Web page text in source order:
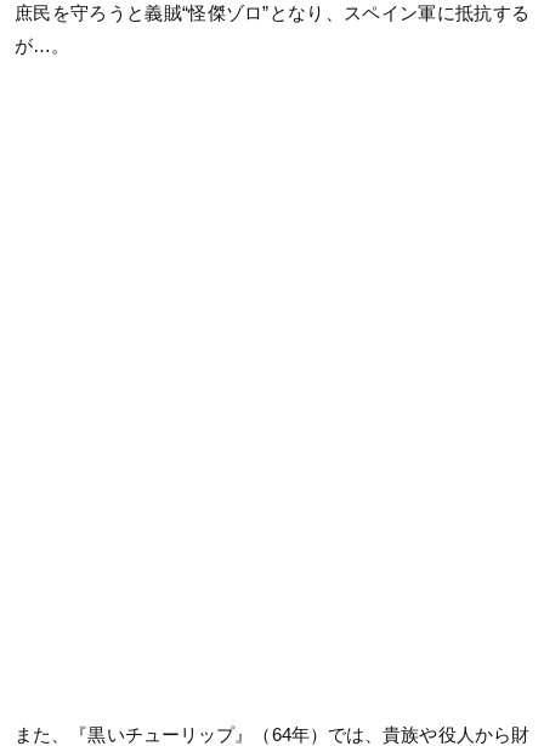
庶民を守ろうと義賊“怪傑ゾロ”となり、スペイン軍に抵抗する
が…。
また、『黒いチューリップ』（64年）では、貴族や役人から財